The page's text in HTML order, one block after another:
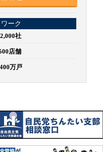
ーク
2,000社
店舗
万戸